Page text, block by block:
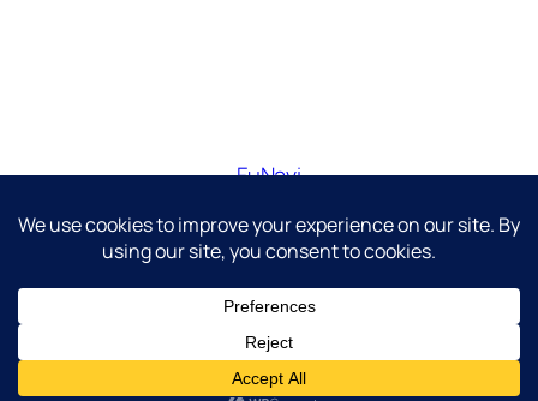
FuNavi
Just another WordPress site